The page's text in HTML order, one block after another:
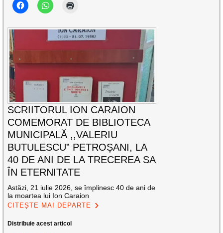
SCRIITORUL ION CARAION
COMEMORAT DE BIBLIOTECA
MUNICIPALĂ ,,VALERIU
BUTULESCU” PETROȘANI, LA
40 DE ANI DE LA TRECEREA SA
ÎN ETERNITATE
Astăzi, 21 iulie 2026, se împlinesc 40 de ani de
la moartea lui Ion Caraion
CITEȘTE MAI DEPARTE
Distribuie acest articol